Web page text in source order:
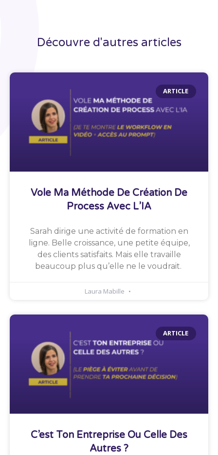
Découvre d'autres articles
ARTICLE
Vole Ma Méthode De Création De
Process Avec L’IA
Sarah dirige une activité de formation en
ligne. Belle croissance, une petite équipe,
des clients satisfaits. Mais elle travaille
beaucoup plus qu’elle ne le voudrait.
Laura Mabille
ARTICLE
C’est Ton Entreprise Ou Celle Des
Autres ?